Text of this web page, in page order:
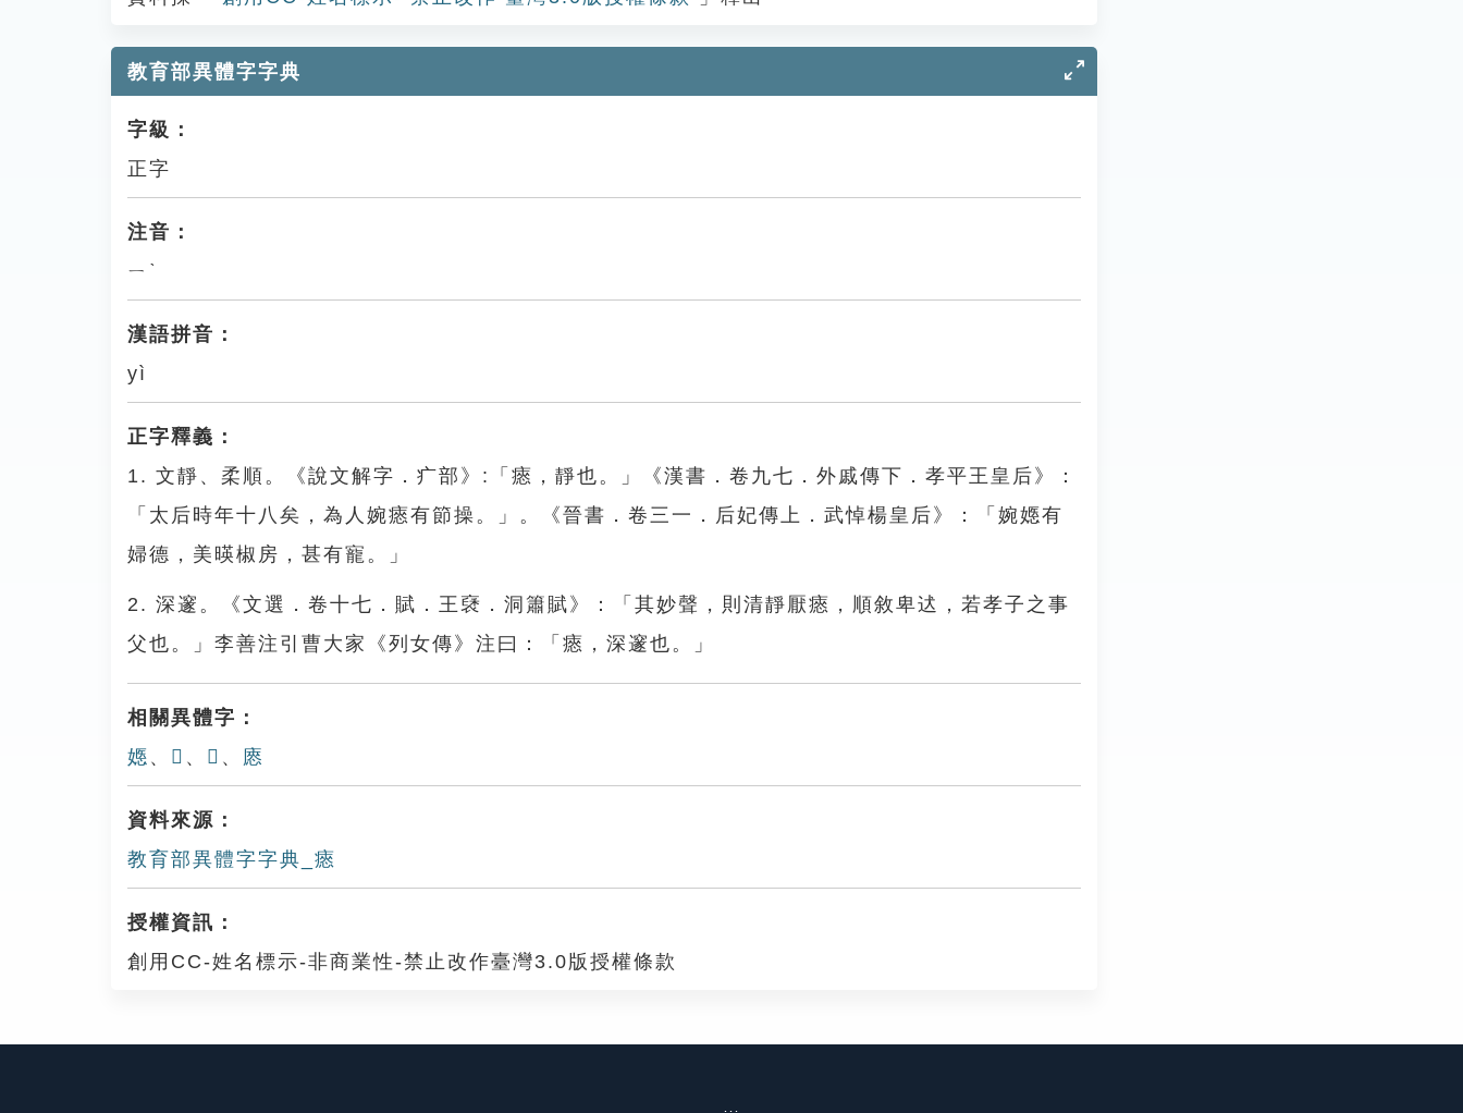
教育部異體字字典
字級：
正字
注音：
ㄧˋ
漢語拼音：
yì
正字釋義：
1. 文靜、柔順。《說文解字．疒部》:「瘱，靜也。」《漢書．卷九七．外戚傳下．孝平王皇后》：
「太后時年十八矣，為人婉瘱有節操。」。《晉書．卷三一．后妃傳上．武悼楊皇后》：「婉嫕有
婦德，美暎椒房，甚有寵。」
2. 深邃。《文選．卷十七．賦．王褎．洞簫賦》：「其妙聲，則清靜厭瘱，順敘卑迖，若孝子之事
父也。」李善注引曹大家《列女傳》注曰：「瘱，深邃也。」
相關異體字：
嫕 、 𡣇 、 𤸽 、 㥷
資料來源：
教育部異體字字典_瘱
授權資訊：
創用CC-姓名標示-非商業性-禁止改作臺灣3.0版授權條款